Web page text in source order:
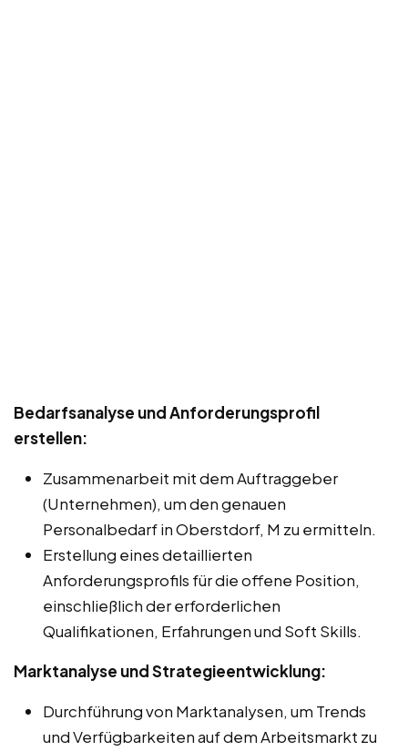
Bedarfsanalyse und Anforderungsprofil
erstellen:
Zusammenarbeit mit dem Auftraggeber
(Unternehmen), um den genauen
Personalbedarf in Oberstdorf, M zu ermitteln.
Erstellung eines detaillierten
Anforderungsprofils für die offene Position,
einschließlich der erforderlichen
Qualifikationen, Erfahrungen und Soft Skills.
Marktanalyse und Strategieentwicklung:
Durchführung von Marktanalysen, um Trends
und Verfügbarkeiten auf dem Arbeitsmarkt zu